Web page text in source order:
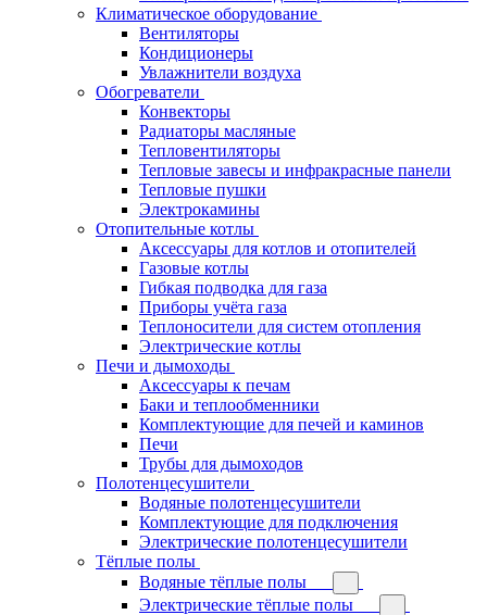
Климатическое оборудование
Вентиляторы
Кондиционеры
Увлажнители воздуха
Обогреватели
Конвекторы
Радиаторы масляные
Тепловентиляторы
Тепловые завесы и инфракрасные панели
Тепловые пушки
Электрокамины
Отопительные котлы
Аксессуары для котлов и отопителей
Газовые котлы
Гибкая подводка для газа
Приборы учёта газа
Теплоносители для систем отопления
Электрические котлы
Печи и дымоходы
Аксессуары к печам
Баки и теплообменники
Комплектующие для печей и каминов
Печи
Трубы для дымоходов
Полотенцесушители
Водяные полотенцесушители
Комплектующие для подключения
Электрические полотенцесушители
Тёплые полы
Водяные тёплые полы
Электрические тёплые полы